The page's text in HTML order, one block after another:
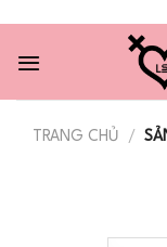
content
TRANG CHỦ /